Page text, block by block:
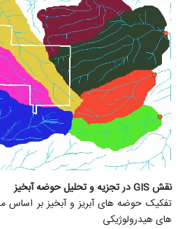
نقش GIS در تجزیه و تحلیل حوضه آبخیز
تفکیک حوضه های آبریز و آبخیز بر اساس
های هیدرولوژیکی